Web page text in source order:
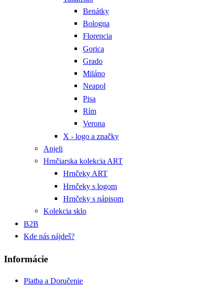
Benátky
Bologna
Florencia
Gorica
Grado
Miláno
Neapol
Pisa
Rím
Verona
X - logo a značky
Anjeli
Hrnčiarska kolekcia ART
Hrnčeky ART
Hrnčeky s logom
Hrnčeky s nápisom
Kolekcia sklo
B2B
Kde nás nájdeš?
Informácie
Platba a Doručenie